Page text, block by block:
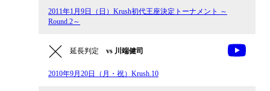
2011年1月9日（日）Krush初代王座決定トーナメント ～
Round.2～
延長判定 vs 川端健司
2010年9月20日（月・祝）Krush.10